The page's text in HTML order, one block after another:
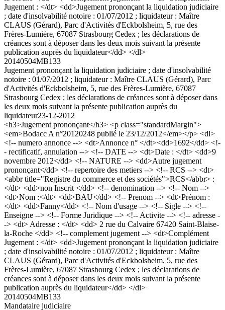
Jugement : </dt> <dd>Jugement prononçant la liquidation judiciaire
; date d'insolvabilité notoire : 01/07/2012 ; liquidateur : Maître
CLAUS (Gérard), Parc d'Activités d'Eckbolsheim, 5, rue des
Frères-Lumière, 67087 Strasbourg Cedex ; les déclarations de
créances sont à déposer dans les deux mois suivant la présente
publication auprès du liquidateur</dd> </dl>
20140504MB133
Jugement prononçant la liquidation judiciaire ; date d'insolvabilité
notoire : 01/07/2012 ; liquidateur : Maître CLAUS (Gérard), Parc
d'Activités d'Eckbolsheim, 5, rue des Frères-Lumière, 67087
Strasbourg Cedex ; les déclarations de créances sont à déposer dans
les deux mois suivant la présente publication auprès du
liquidateur23-12-2012
<h3>Jugement prononçant</h3> <p class="standardMargin">
<em>Bodacc A n°20120248 publié le 23/12/2012</em></p> <dl>
<!-- numero annonce --> <dt>Annonce n° </dt><dd>1692</dd> <!-
- rectificatif, annulation --> <!-- DATE --> <dt>Date : </dt> <dd>9
novembre 2012</dd> <!-- NATURE --> <dd>Autre jugement
prononçant</dd> <!-- repertoire des metiers --> <!-- RCS --> <dt>
<abbr title="Registre du commerce et des sociétés">RCS</abbr> :
</dt> <dd>non Inscrit </dd> <!-- denomination --> <!-- Nom -->
<dt>Nom :</dt> <dd>BAU</dd> <!-- Prenom --> <dt>Prénom :
</dt> <dd>Fanny</dd> <!-- Nom d'usage --> <!-- Sigle --> <!--
Enseigne --> <!-- Forme Juridique --> <!-- Activite --> <!-- adresse -
-> <dt> Adresse : </dt> <dd> 2 rue du Calvaire 67420 Saint-Blaise-
la-Roche </dd> <!-- complement jugement --> <dt>Complément
Jugement : </dt> <dd>Jugement prononçant la liquidation judiciaire
; date d'insolvabilité notoire : 01/07/2012 ; liquidateur : Maître
CLAUS (Gérard), Parc d'Activités d'Eckbolsheim, 5, rue des
Frères-Lumière, 67087 Strasbourg Cedex ; les déclarations de
créances sont à déposer dans les deux mois suivant la présente
publication auprès du liquidateur</dd> </dl>
20140504MB133
Mandataire judiciaire